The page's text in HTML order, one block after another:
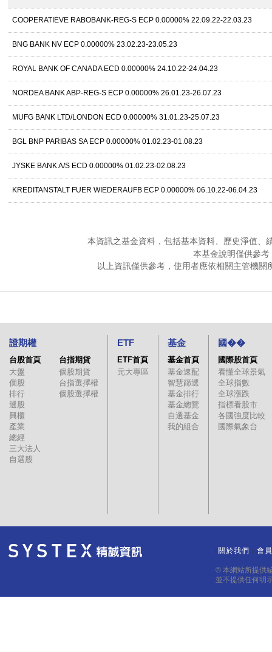
COOPERATIEVE RABOBANK-REG-S ECP 0.00000% 22.09.22-22.03.23
BNG BANK NV ECP 0.00000% 23.02.23-23.05.23
ROYAL BANK OF CANADA ECD 0.00000% 24.10.22-24.04.23
NORDEA BANK ABP-REG-S ECP 0.00000% 26.01.23-26.07.23
MUFG BANK LTD/LONDON ECD 0.00000% 31.01.23-25.07.23
BGL BNP PARIBAS SA ECP 0.00000% 01.02.23-01.08.23
JYSKE BANK A/S ECD 0.00000% 01.02.23-02.08.23
KREDITANSTALT FUER WIEDERAUFB ECP 0.00000% 06.10.22-06.04.23
本資訊之基金資料，包括基本資料、歷史淨值、
本基金說明僅供參
以上資訊僅供參考，使用者應依相關主管機
證期權
台股首頁
大盤
個股
排行
選股
興櫃
產業
總經
三大法人
自選股
台指期貨
個股期貨
台指選擇權
個股選擇權
ETF
ETF首頁
元大專區
基金
基金首頁
基金速配
智慧篩選
基金排行
基金總覽
自選基金
我的組合
國��
國際股首頁
看懂全球景氣
全球指數
全球漲跌
指標看股市
各國強度比較
國際氣象台
關於我們 會
© 本網站所提供
並不提供任何明